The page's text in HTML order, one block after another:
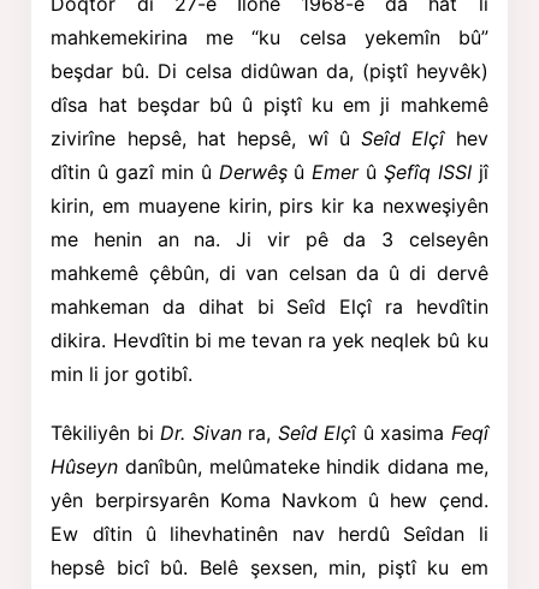
mahkemekirina me “ku celsa yekemîn bû”
beşdar bû. Di celsa didûwan da, (piştî heyvêk)
dîsa hat beşdar bû û piştî ku em ji mahkemê
zivirîne hepsê, hat hepsê, wî ûSeîd Elçî hev
dîtin û gazî min û Derwêş û Emer û Şefîq ISSI jî
kirin, em muayene kirin, pirs kir ka nexweşiyên
me henin an na. Ji vir pê da 3 celseyên
mahkemê çêbûn, di van celsan da û di dervê
mahkeman da dihat bi Seîd Elçî ra hevdîtin
dikira. Hevdîtin bi me tevan ra yek neqlek bû ku
min li jor gotibî.
Têkiliyên biDr. Sivan ra, Seîd Elçî û xasima Feqî
Hûseyndanîbûn, melûmateke hindik didana me,
yên berpirsyarên Koma Navkom û hew çend.
Ew dîtin û lihevhatinên nav herdû Seîdan li
hepsê bicî bû. Belê şexsen, min, piştî ku em